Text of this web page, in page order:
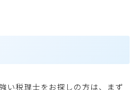
い税理士をお探しの方は、まず